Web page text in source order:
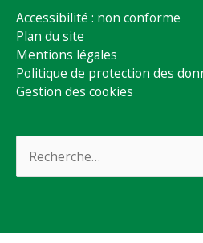
Accessibilité : non conforme
Plan du site
Mentions légales
Politique de protection des
Gestion des cookies